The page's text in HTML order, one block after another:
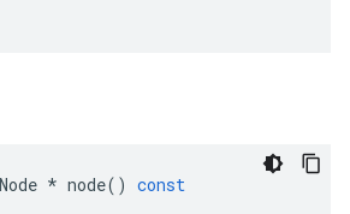
Node * node() const